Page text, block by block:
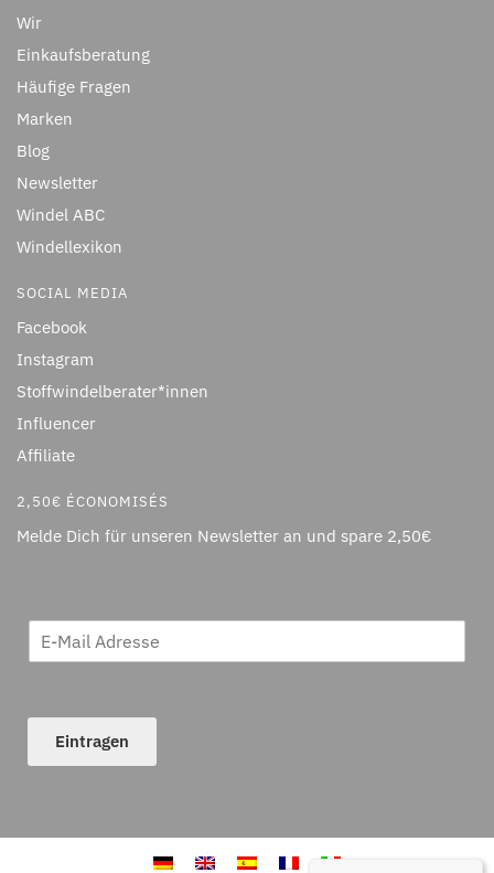
Wir
Einkaufsberatung
Häufige Fragen
Marken
Blog
Newsletter
Windel ABC
Windellexikon
SOCIAL MEDIA
Facebook
Instagram
Stoffwindelberater*innen
Influencer
Affiliate
2,50€ ÉCONOMISÉS
Melde Dich für unseren Newsletter an und spare 2,50€
Eintragen